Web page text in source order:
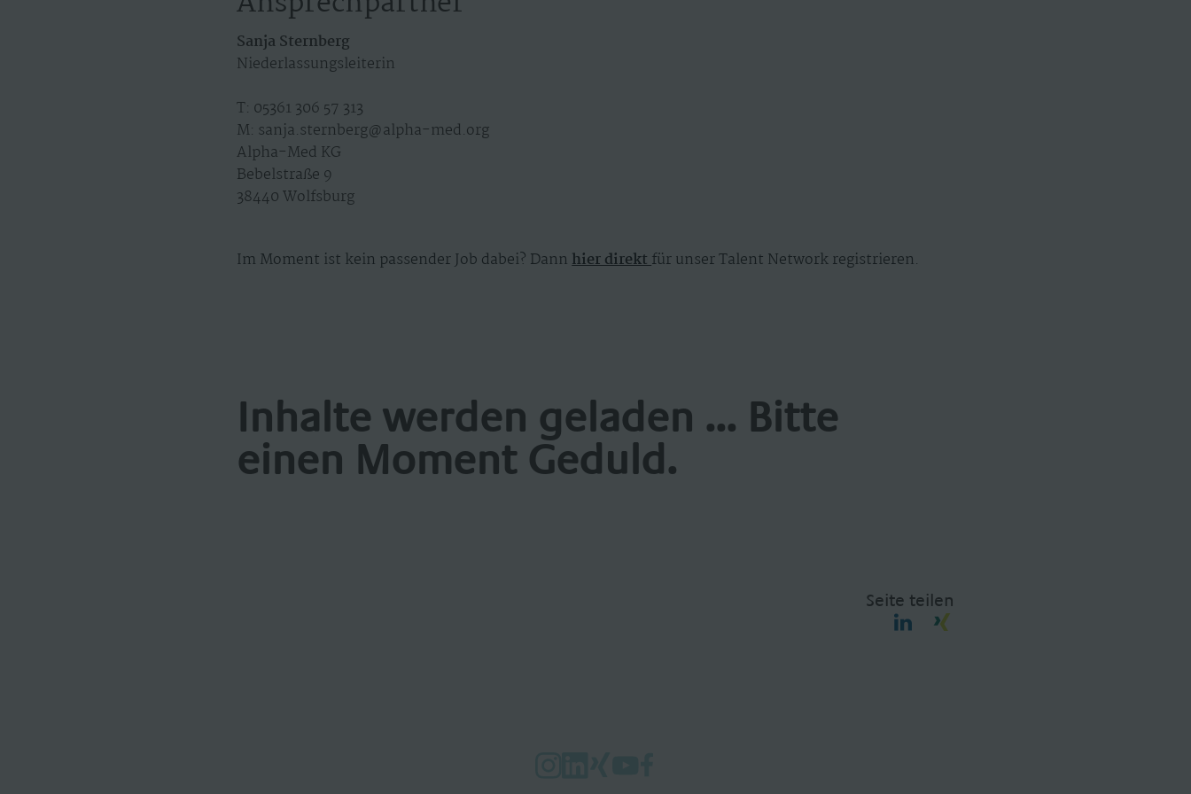
Sanja Sternberg
Niederlassungsleiterin
T: 05361 306 57 313
M: sanja.sternberg@alpha-med.org
Alpha-Med KG
Bebelstraße 9
38440 Wolfsburg
Im Moment ist kein passender Job dabei? Dannhier direktfür unser Talent Network registrieren.
Inhalte werden geladen ... Bitte
einen Moment Geduld.
Seite teilen